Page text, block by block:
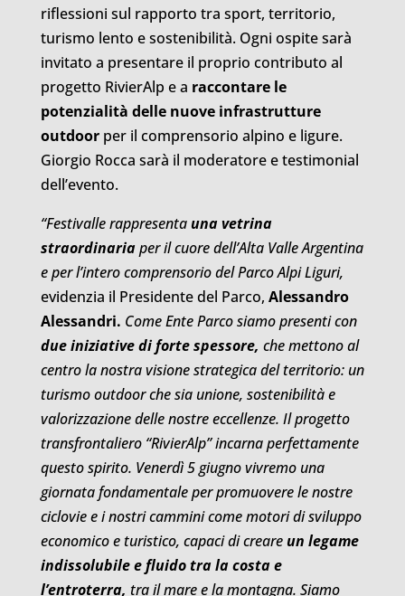
riflessioni sul rapporto tra sport, territorio,
turismo lento e sostenibilità. Ogni ospite sarà
invitato a presentare il proprio contributo al
progetto RivierAlp e a raccontare le
potenzialità delle nuove infrastrutture
outdoorper il comprensorio alpino e ligure.
Giorgio Rocca sarà il moderatore e testimonial
dell’evento.
“Festivalle rappresenta una vetrina
straordinariaper il cuore dell’Alta Valle Argentina
e per l’intero comprensorio del Parco Alpi Liguri,
evidenzia il Presidente del Parco, Alessandro
Alessandri. Come Ente Parco siamo presenti con
due iniziative di forte spessore, che mettono al
centro la nostra visione strategica del territorio: un
turismo outdoor che sia unione, sostenibilità e
valorizzazione delle nostre eccellenze. Il progetto
transfrontaliero “RivierAlp” incarna perfettamente
questo spirito. Venerdì 5 giugno vivremo una
giornata fondamentale per promuovere le nostre
ciclovie e i nostri cammini come motori di sviluppo
economico e turistico, capaci di creare un legame
indissolubile e fluido tra la costa e
l’entroterra, tra il mare e la montagna. Siamo